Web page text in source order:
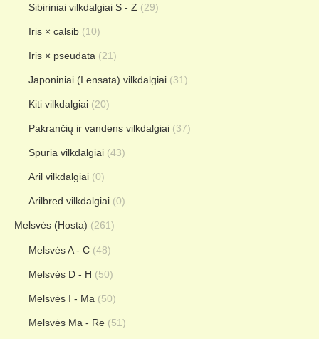
Sibiriniai vilkdalgiai S - Z (29)
Iris × calsib (10)
Iris × pseudata (21)
Japoniniai (I.ensata) vilkdalgiai (31)
Kiti vilkdalgiai (20)
Pakrančių ir vandens vilkdalgiai (37)
Spuria vilkdalgiai (43)
Aril vilkdalgiai (0)
Arilbred vilkdalgiai (0)
Melsvės (Hosta) (261)
Melsvės A - C (48)
Melsvės D - H (50)
Melsvės I - Ma (50)
Melsvės Ma - Re (51)